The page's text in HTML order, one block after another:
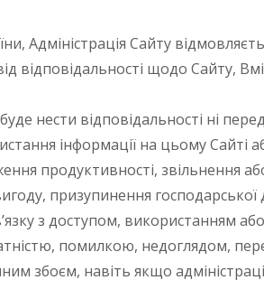
Адміністрація Сайту
відповідальності щодо Сайту,
нести відповідальності ні
інформації на цьому Сайті
продуктивності, звільнення
призупинення
з доступом, використанням
помилкою, недоглядом,
збоєм, навіть якщо